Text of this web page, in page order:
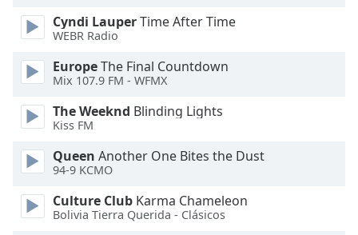
Color
Opacity
Edge
Style
Cyndi LauperTime After Time
WEBR Radio
EuropeThe Final Countdown
Mix 107.9 FM - WFMX
The Weeknd Blinding Lights
Kiss FM
Queen Another One Bites the Dust
94-9 KCMO
Culture Club Karma Chameleon
Bolivia Tierra Querida - Clásicos